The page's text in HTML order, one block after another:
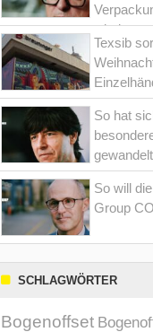
wieder
Texsib
So hat
gewandelt
So will
Group
SCHLAGWÖRTER
Bogenoffset